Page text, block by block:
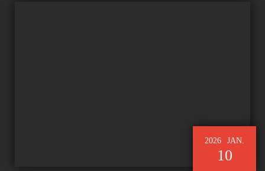
2026 JAN.
10